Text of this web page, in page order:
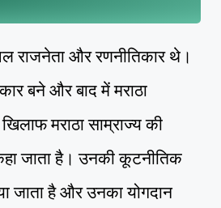
राजनेता और रणनीतिकार थे।
बने और बाद में मराठा
मराठा साम्राज्य की
जाता है। उनकी कूटनीतिक
जाता है और उनका योगदान